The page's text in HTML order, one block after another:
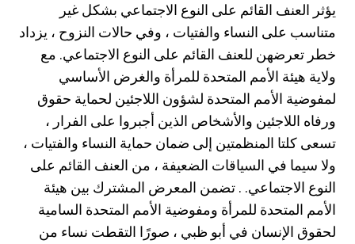
يؤثر العنف القائم على النوع الاجتماعي بشكل غير
متناسب على النساء والفتيات ، وفي حالات النزوح ، يزداد
خطر تعرضهن للعنف القائم على النوع الاجتماعي. مع
ولاية هيئة الأمم المتحدة للمرأة والغرض الأساسي
لمفوضية الأمم المتحدة لشؤون اللاجئين لحماية حقوق
ورفاه اللاجئين والأشخاص الذين أجبروا على الفرار ،
تسعى كلتا المنظمتين إلى ضمان حماية النساء والفتيات ،
ولا سيما في السياقات الضعيفة ، من العنف القائم على
النوع الاجتماعي. . تضمن المعرض المشترك بين هيئة
الأمم المتحدة للمرأة ومفوضية الأمم المتحدة السامية
لحقوق الإنسان في أبو ظبي ، صورًا التقطت نساء من